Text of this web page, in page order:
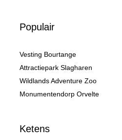
Populair
Vesting Bourtange
Attractiepark Slagharen
Wildlands Adventure Zoo
Monumentendorp Orvelte
Ketens